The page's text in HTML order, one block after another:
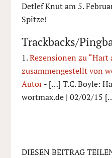
Detlef Knut am 5.
Spitze!
Trackbacks/
Rezensionen zu “Hart
zusammengestellt von
Autor- […] T.C. Boyle:
wortmax.de | 02/02/15
DIESEN BEITRAG